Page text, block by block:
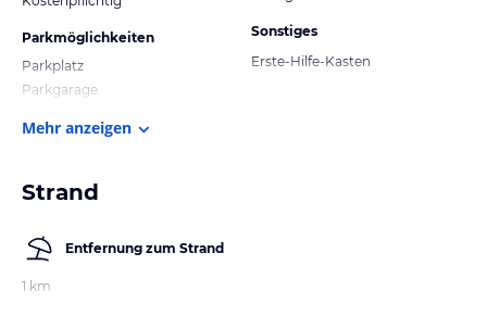
Parkmöglichkeiten
Parkplatz
Parkgarage
Sonstiges
Erste-Hilfe-Kasten
Mehr anzeigen
Strand
Entfernung zum Strand
1 km